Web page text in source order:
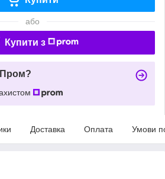
або
Купити з
Пром?
Доставка Оплата Умови